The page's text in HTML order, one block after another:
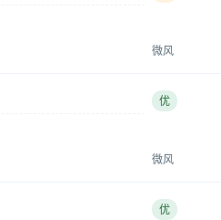
微风
优
微风
优